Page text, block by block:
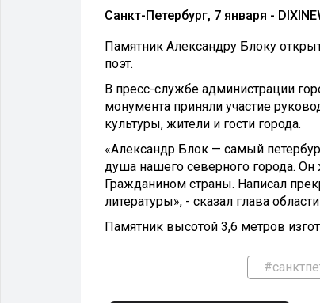
Санкт-Петербург, 7 января -
Памятник Александру Блоку
поэт.
В пресс-службе администрации
монумента приняли участие
культуры, жители и гости города.
«Александр Блок — самый
душа нашего северного города. Он
Гражданином страны. Написал
литературы», - сказал глава
Памятник высотой 3,6 метров